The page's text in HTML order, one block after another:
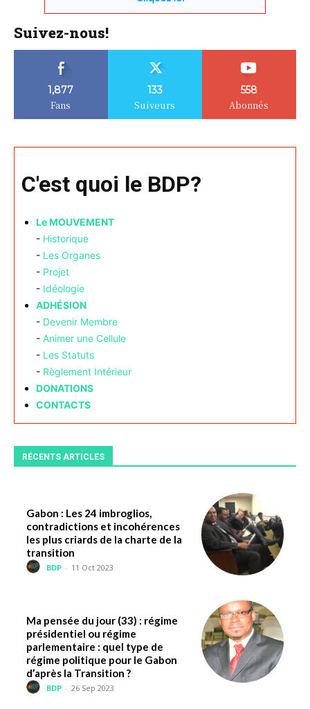
Suivez-nous!
1,877
Fans
133
Suiveurs
558
Abonnés
C'est quoi le BDP?
Le MOUVEMENT
- Historique
- Les Organes
- Projet
- Idéologie
ADHÉSION
- Devenir Membre
- Animer une Cellule
- Les Statuts
- Règlement Intérieur
DONATIONS
CONTACTS
RÉCENTS ARTICLES
Gabon : Les 24 imbroglios,
contradictions et incohérences
les plus criards de la charte de la
transition
BDP - 11 Oct 2023
Ma pensée du jour (33) : régime
présidentiel ou régime
parlementaire : quel type de
régime politique pour le Gabon
d’après la Transition ?
BDP - 26 Sep 2023